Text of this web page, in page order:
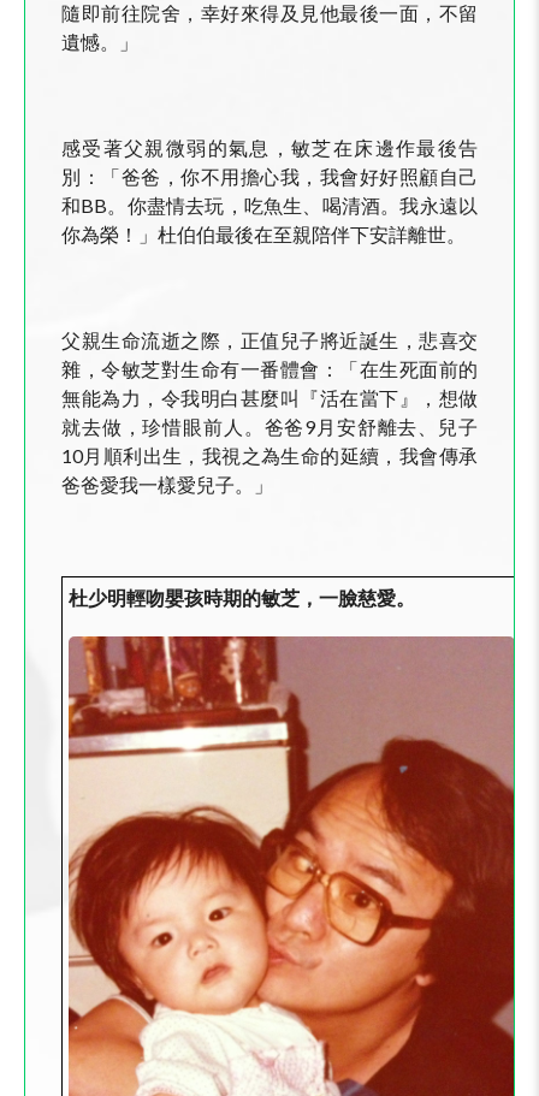
隨即前往院舍，幸好來得及見他最後一面，不留
遺憾。」
感受著父親微弱的氣息，敏芝在床邊作最後告
別：「爸爸，你不用擔心我，我會好好照顧自己
和BB。你盡情去玩，吃魚生、喝清酒。我永遠以
你為榮！」杜伯伯最後在至親陪伴下安詳離世。
父親生命流逝之際，正值兒子將近誕生，悲喜交
雜，令敏芝對生命有一番體會：「在生死面前的
無能為力，令我明白甚麼叫『活在當下』，想做
就去做，珍惜眼前人。爸爸9月安舒離去、兒子
10月順利出生，我視之為生命的延續，我會傳承
爸爸愛我一樣愛兒子。」
杜少明輕吻嬰孩時期的敏芝，一臉慈愛。